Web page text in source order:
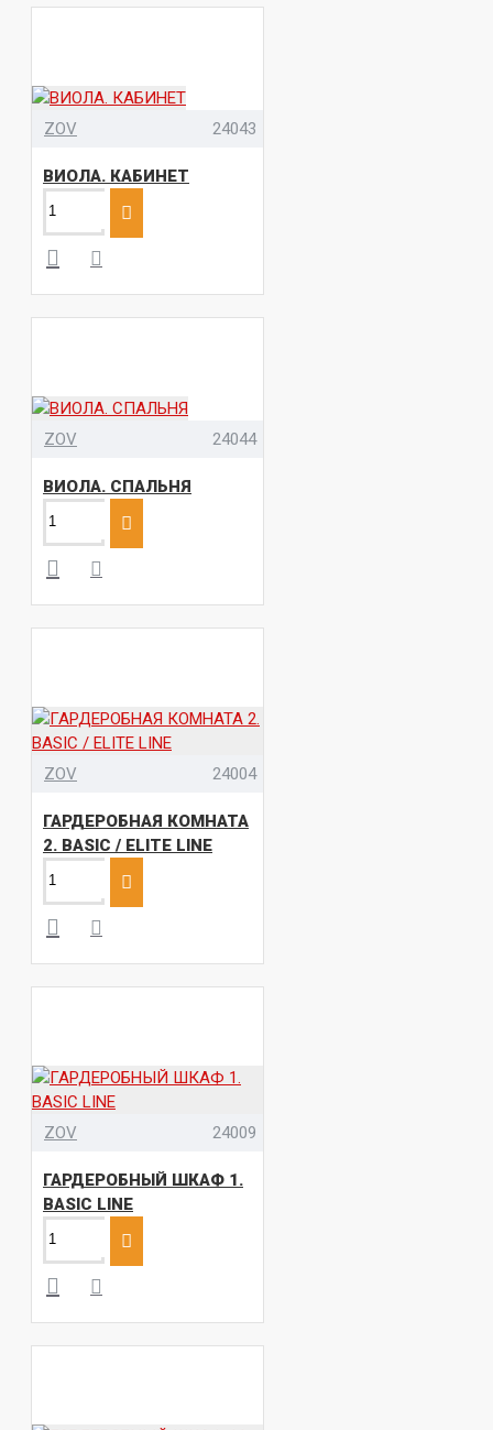
ZOV 24043
ВИОЛА. КАБИНЕТ
ZOV 24044
ВИОЛА. СПАЛЬНЯ
ZOV 24004
ГАРДЕРОБНАЯ КОМНАТА
2. BASIC / ELITE LINE
ZOV 24009
ГАРДЕРОБНЫЙ ШКАФ 1.
BASIC LINE